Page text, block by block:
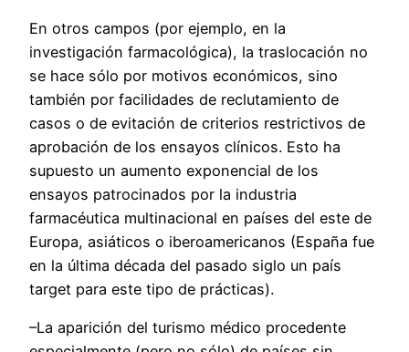
En otros campos (por ejemplo, en la
investigación farmacológica), la traslocación no
se hace sólo por motivos económicos, sino
también por facilidades de reclutamiento de
casos o de evitación de criterios restrictivos de
aprobación de los ensayos clínicos. Esto ha
supuesto un aumento exponencial de los
ensayos patrocinados por la industria
farmacéutica multinacional en países del este de
Europa, asiáticos o iberoamericanos (España fue
en la última década del pasado siglo un país
target para este tipo de prácticas).
–La aparición del turismo médico procedente